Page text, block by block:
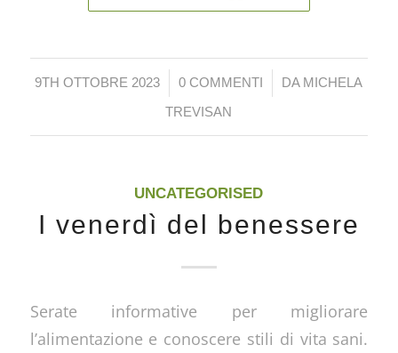
9TH OTTOBRE 2023
/ 0 COMMENTI
/ DA MICHELA
TREVISAN
UNCATEGORISED
I venerdì del benessere
Serate informative per migliorare
l’alimentazione e conoscere stili di vita sani.